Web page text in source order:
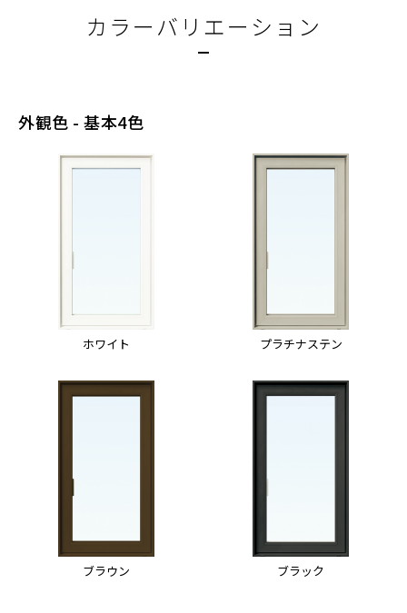
カラーバリエーション
外観色 - 基本4色
ホワイト プラチナステン
ブラウン ブラック